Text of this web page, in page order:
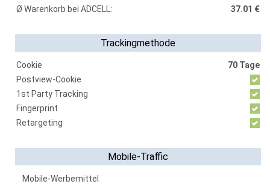
Ø Warenkorb bei ADCELL:
37.01 €
Trackingmethode
Cookie
70 Tage
Postview-Cookie
1st Party Tracking
Fingerprint
Retargeting
Mobile-Traffic
Mobile-Werbemittel